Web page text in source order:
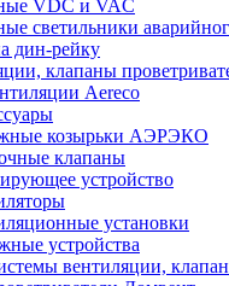
VDC и VAC
светильники
дин-рейку
клапаны
Aereco
козырьки АЭРЭКО
клапаны
устройство
установки
устройства
вентиляции,